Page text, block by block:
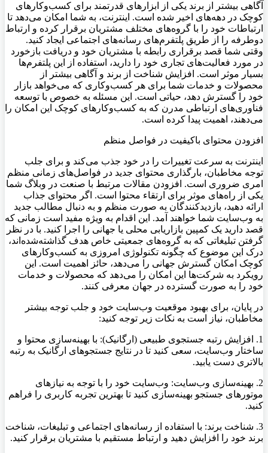
آگاهی بیشتر از برند یکی از ابزارهای قدرتمند برای کسب‌و‌کارهای
کوچک در دهه‌های اخیر شده است. اینترنت، به شما امکان می‌دهد تا
ارتباطات خود را با گروه‌های مختلف مشتریان برقرار کرده و ارتباط
دوطرفه را از طریق پلتفرم‌های رسانه‌های اجتماعی ایجاد کنید.
وقتی شما قصد برقراری رابطه با مشتریان خود و دریافت بازخورد
در مورد فعالیت‌های تجاری خود را دارید، استفاده از این پلتفرم‌ها
بسیار موثر است. افزایش شناخت از برند و آگاهی بیشتر از
محصولات و خدمات شما برای هر کسب‌و‌کاری که می‌خواهد بازار
خود را گسترش دهد، حیاتی است. این مسئله به خصوص با توسعه
فناوری‌های ارتباطی مدرن که به کسب‌و‌کارهای کوچک این امکان را
می‌دهند، اهمیت پیدا کرده است.
افزودن محتوای با‌کیفیت در فواصل منظم
اینترنت به سرعت تغییرات را در خود جذب می‌کند و برای جلب
توجه مخاطبان، بارگذاری محتوای جدید در فواصل‌های زمانی منظم
امری ضروری است. افزودن مقالات مرتبط با صنعت در وبلاگ شما
یکی از راه‌های موثر برای ارتقاء محتوا است. اگر محتوای جذاب
ارائه دهید، بازدیدکنندگان به صورت منظم و به دنبال مطالب جدید
به وب‌سایت شما خواهند آمد. این اقدام به ویژه مفید است زمانی که
قصد دارید یک کمپین بازاریابی محلی یا جهانی را اجرا کنید. با در نظر
گرفتن تبلیغاتی که به گروه‌های جمعیتی خاص هدف گذاشته‌شده‌اند،
درک این موضوع که چگونه تکنولوژی امروزی به کسب‌و‌کارهای
کوچک امکان گسترش جهانی را می‌دهد، حائز اهمیت است. این
رویکرد به شرکت‌ها این امکان را می‌دهد که محصولات و خدمات
خود را به صورت گسترده در جهان معرفی کنند.
در پایان، برای بهبود موقعیت وب‌سایت خود و جلب توجه بیشتر
مخاطبان، نیاز است به نکات زیر توجه کنید:
1. افزایش رتبه جستجوی طبیعی (ارگانیک): با بهینه‌سازی محتوا و
ساختار وب‌سایت، سعی کنید تا در نتایج جستجوهای ارگانیک به رتبه
بالاتری دست یابید.
2. بهینه‌سازی وب‌سایت: وب‌سایت خود را با توجه به نیازهای
موتورهای جستجو بهینه‌سازی کنید تا بهترین تجربه کاربری را فراهم
کنید.
3. شناخت برند: با استفاده از رسانه‌های اجتماعی و تبلیغات، شناخت
برند خود را افزایش دهید و ارتباط مستقیم با مشتریان برقرار کنید.